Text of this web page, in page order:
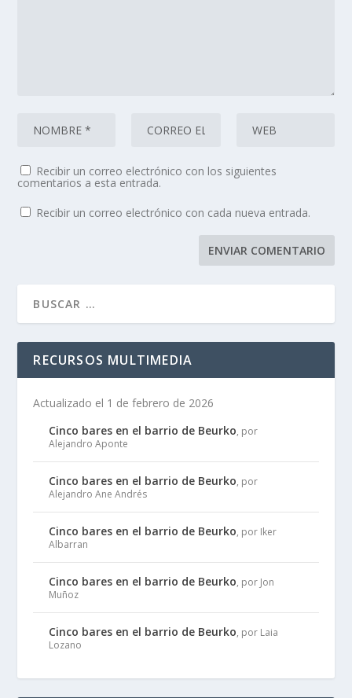
Recibir un correo electrónico con los siguientes
comentarios a esta entrada.
Recibir un correo electrónico con cada nueva entrada.
RECURSOS MULTIMEDIA
Actualizado el 1 de febrero de 2026
Cinco bares en el barrio de Beurko, por
Alejandro Aponte
Cinco bares en el barrio de Beurko, por
Alejandro Ane Andrés
Cinco bares en el barrio de Beurko, por Iker
Albarran
Cinco bares en el barrio de Beurko, por Jon
Muñoz
Cinco bares en el barrio de Beurko, por Laia
Lozano